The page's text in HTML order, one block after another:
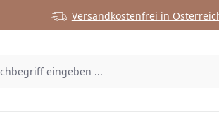
Versandkostenfrei in